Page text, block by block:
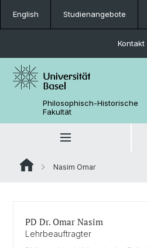
English Studienangebote
Kontakt
Philosophisch-Historische
Fakultät
Nasim Omar
PD Dr. Omar Nasim
Lehrbeauftragter